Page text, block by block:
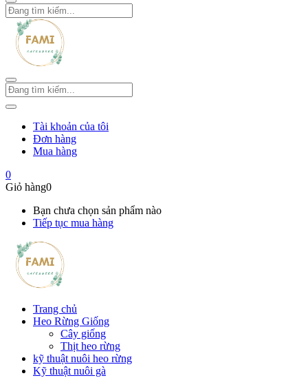
Tài khoản của tôi
Đơn hàng
Mua hàng
0
Giỏ hàng0
Bạn chưa chọn sản phẩm nào
Tiếp tục mua hàng
Trang chủ
Heo Rừng Giống
Cây giống
Thịt heo rừng
kỹ thuật nuôi heo rừng
Kỹ thuật nuôi gà